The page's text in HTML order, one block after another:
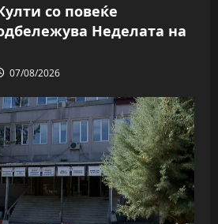
со повеќе
Неделата на
07/08/2026